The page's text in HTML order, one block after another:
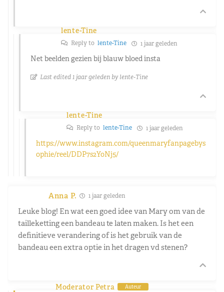
lente-Tine
Reply to lente-Tine 1 jaar geleden
Net beelden gezien bij blauw bloed insta
Last edited 1 jaar geleden by lente-Tine
lente-Tine
Reply to lente-Tine 1 jaar geleden
https://www.instagram.com/queenmaryfanpagebys
ophie/reel/DDP7s2YoNj5/
Anna P. 1 jaar geleden
Leuke blog! En wat een goed idee van Mary om van de
tailleketting een bandeau te laten maken. Is het een
definitieve verandering of is het gebruik van de
bandeau een extra optie in het dragen vd stenen?
Moderator Petra Auteur